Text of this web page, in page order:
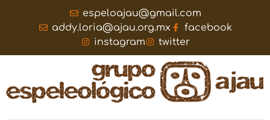
espeloajau@gmail.com
addy.loria@ajau.org.mx
facebook
instagram
twitter